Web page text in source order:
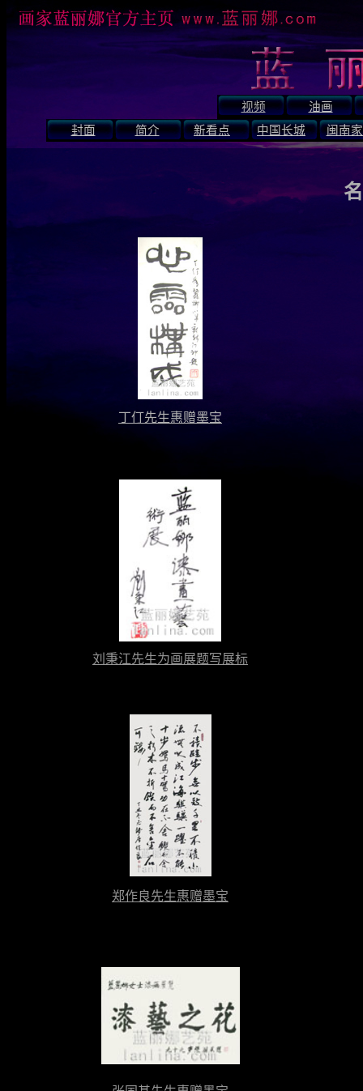
视频
油画
封面
简介 新看点 中国长城 闽南
名
丁仃先生惠赠墨宝
刘秉江先生为画展题写展标
郑作良先生惠赠墨宝